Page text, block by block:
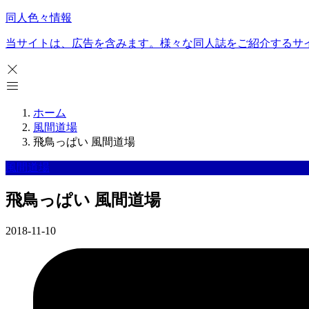
同人色々情報
当サイトは、広告を含みます。様々な同人誌をご紹介するサ
ホーム
風間道場
飛鳥っぱい 風間道場
風間道場
飛鳥っぱい 風間道場
2018-11-10